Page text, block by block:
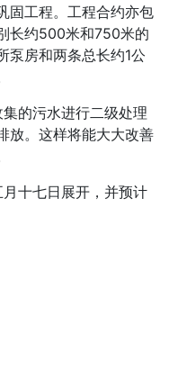
固工程。工程合约亦包
长约500米和750米的
泵房和两条总长约1公
的污水进行二级处理
放。这样将能大大改善
十七日展开，并预计